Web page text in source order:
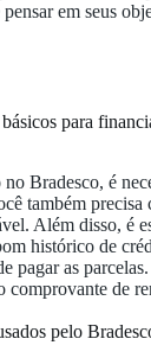
em seus
para
Bradesco, é
também precisa
Além disso, é
histórico de
pagar as
comprovante de
pelo